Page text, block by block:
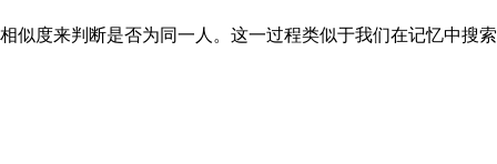
似度来判断是否为同一人。这一过程类似于我们在记忆中搜